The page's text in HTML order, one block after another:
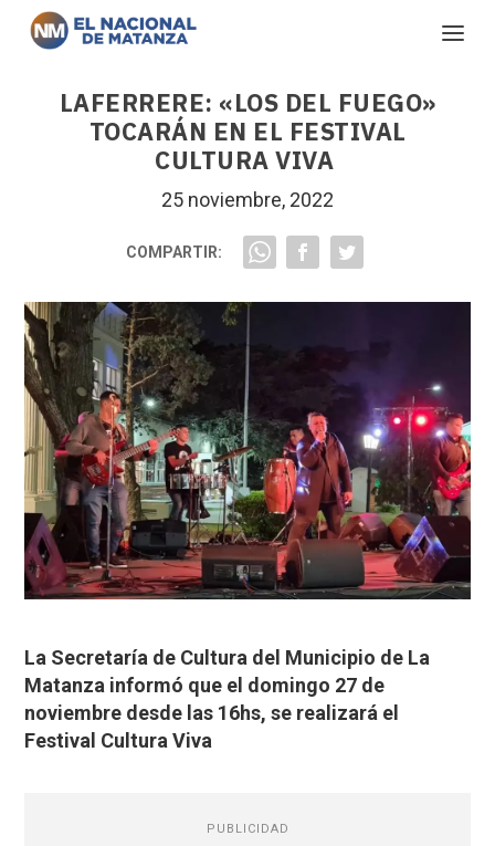
LAFERRERE: «LOS DEL FUEGO»
TOCARÁN EN EL FESTIVAL
CULTURA VIVA
25 noviembre, 2022
COMPARTIR:
La Secretaría de Cultura del Municipio de La
Matanza informó que el domingo 27 de
noviembre desde las 16hs, se realizará el
Festival Cultura Viva
PUBLICIDAD